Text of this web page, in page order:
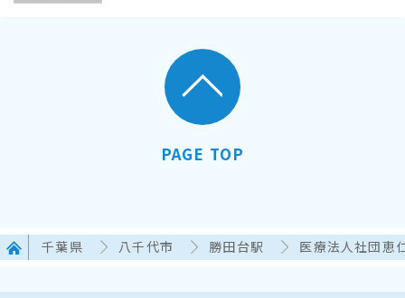
PAGE TOP
千葉県 八千代市 勝田台駅 医療法人社団恵